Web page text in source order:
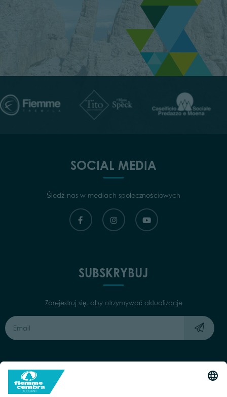
SOCIAL MEDIA
Śledź nas w mediach społecznościowych
SUBSKRYBUJ
Zarejestruj się, aby otrzymywać aktualizacje